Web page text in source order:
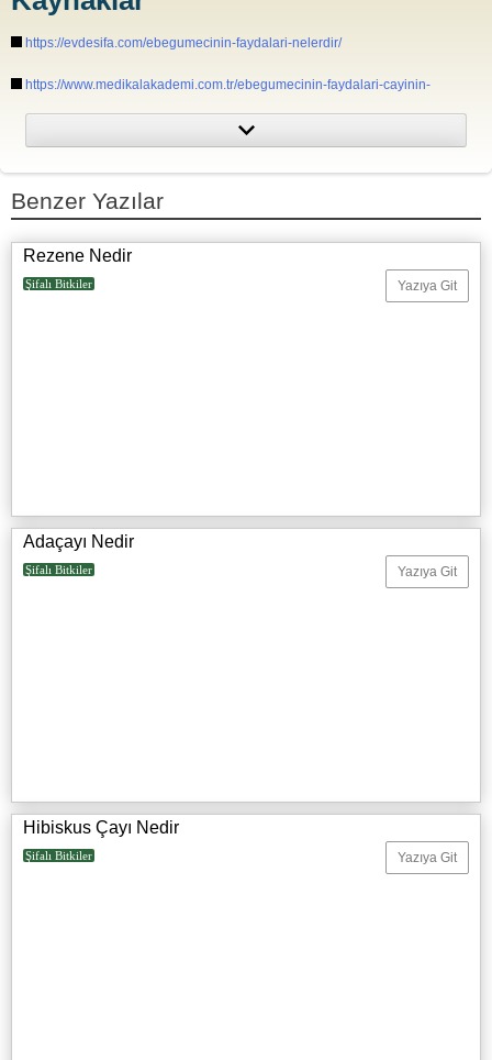
https://evdesifa.com/ebegumecinin-faydalari-nelerdir/
https://www.medikalakademi.com.tr/ebegumecinin-faydalari-cayinin-
https://www.organicfacts.net/health-benefits/herbs-and-spices/malva-
Benzer Yazılar
Rezene Nedir
Şifalı Bitkiler Yazıya Git
Adaçayı Nedir
Şifalı Bitkiler Yazıya Git
Hibiskus Çayı Nedir
Şifalı Bitkiler Yazıya Git